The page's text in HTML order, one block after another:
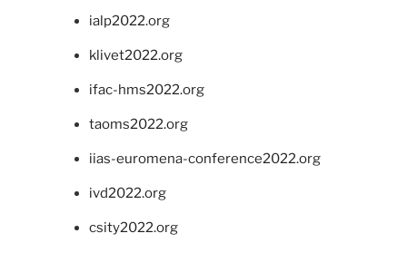
ialp2022.org
klivet2022.org
ifac-hms2022.org
taoms2022.org
iias-euromena-conference2022.org
ivd2022.org
csity2022.org